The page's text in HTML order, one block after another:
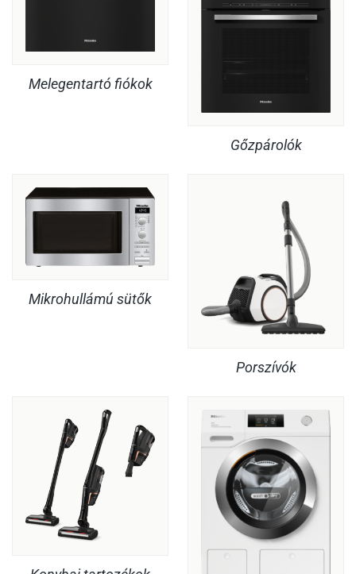
Melegentartó fiókok
Gőzpárolók
Mikrohullámú sütők
Porszívók